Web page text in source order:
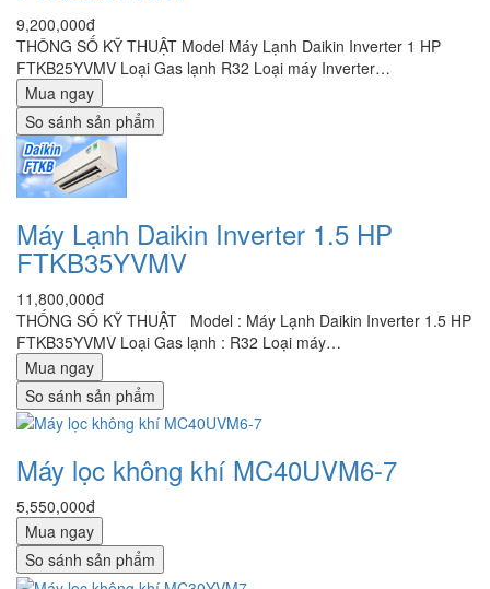
9,200,000đ
THÔNG SỐ KỸ THUẬT Model Máy Lạnh Daikin Inverter 1 HP
FTKB25YVMV Loại Gas lạnh R32 Loại máy Inverter…
Mua ngay
So sánh sản phẩm
Máy Lạnh Daikin Inverter 1.5 HP
FTKB35YVMV
11,800,000đ
THỐNG SỐ KỸ THUẬT Model : Máy Lạnh Daikin Inverter 1.5 HP
FTKB35YVMV Loại Gas lạnh : R32 Loại máy…
Mua ngay
So sánh sản phẩm
Máy lọc không khí MC40UVM6-7
5,550,000đ
Mua ngay
So sánh sản phẩm